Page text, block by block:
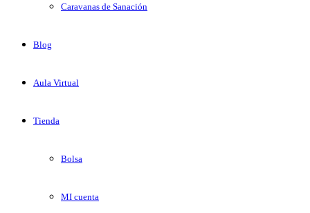
Caravanas de Sanación
Blog
Aula Virtual
Tienda
Bolsa
MI cuenta